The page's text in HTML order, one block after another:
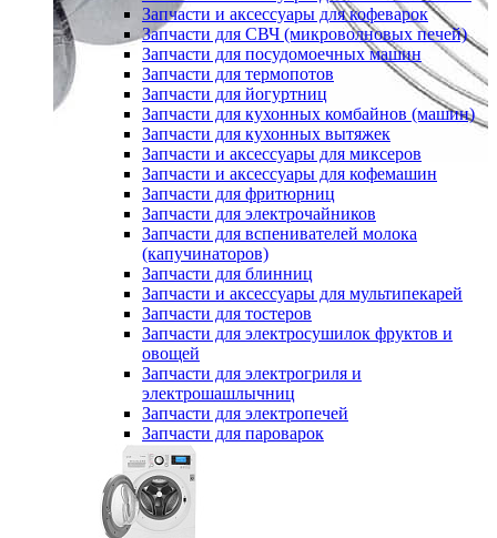
Запчасти и аксессуары для кофеварок
Запчасти для СВЧ (микроволновых печей)
Запчасти для посудомоечных машин
Запчасти для термопотов
Запчасти для йогуртниц
Запчасти для кухонных комбайнов (машин)
Запчасти для кухонных вытяжек
Запчасти и аксессуары для миксеров
Запчасти и аксессуары для кофемашин
Запчасти для фритюрниц
Запчасти для электрочайников
Запчасти для вспенивателей молока
(капучинаторов)
Запчасти для блинниц
Запчасти и аксессуары для мультипекарей
Запчасти для тостеров
Запчасти для электросушилок фруктов и
овощей
Запчасти для электрогриля и
электрошашлычниц
Запчасти для электропечей
Запчасти для пароварок